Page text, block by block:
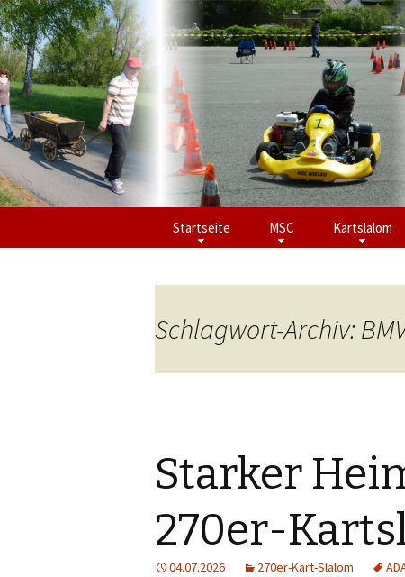
Startseite MSC Kartslalom
Schlagwort-Archiv:
Starker
270er-
04.07.2026 270er-Kart-Slalom